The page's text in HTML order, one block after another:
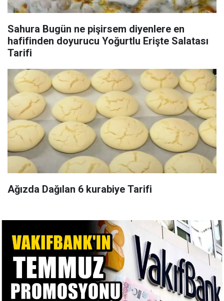
Sahura Bugün ne pişirsem diyenlere en
hafifinden doyurucu Yoğurtlu Erişte Salatası
Tarifi
Ağızda Dağılan 6 kurabiye Tarifi